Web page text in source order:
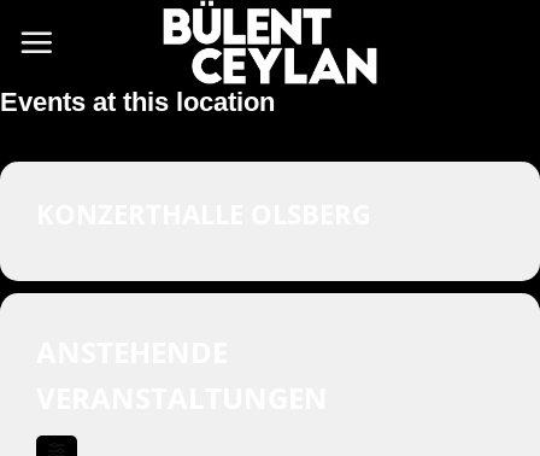
Inhalt
Events at this location